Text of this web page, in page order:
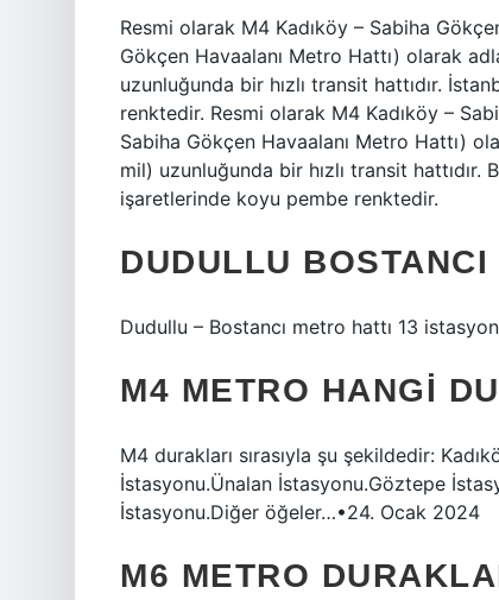
Resmi olarak M4 Kadıköy – Sabiha
Gökçen Havaalanı Metro Hattı) olarak
uzunluğunda bir hızlı transit hattıdır.
renktedir. Resmi olarak M4 Kadıköy –
Sabiha Gökçen Havaalanı Metro Hattı)
mil) uzunluğunda bir hızlı transit
işaretlerinde koyu pembe renktedir.
DUDULLU
Dudullu – Bostancı metro hattı 13
M4 METRO HANGI
M4 durakları sırasıyla şu şekildedir:
İstasyonu.Ünalan İstasyonu.Göztepe
İstasyonu.Diğer öğeler…•24. Ocak 2024
M6 METRO